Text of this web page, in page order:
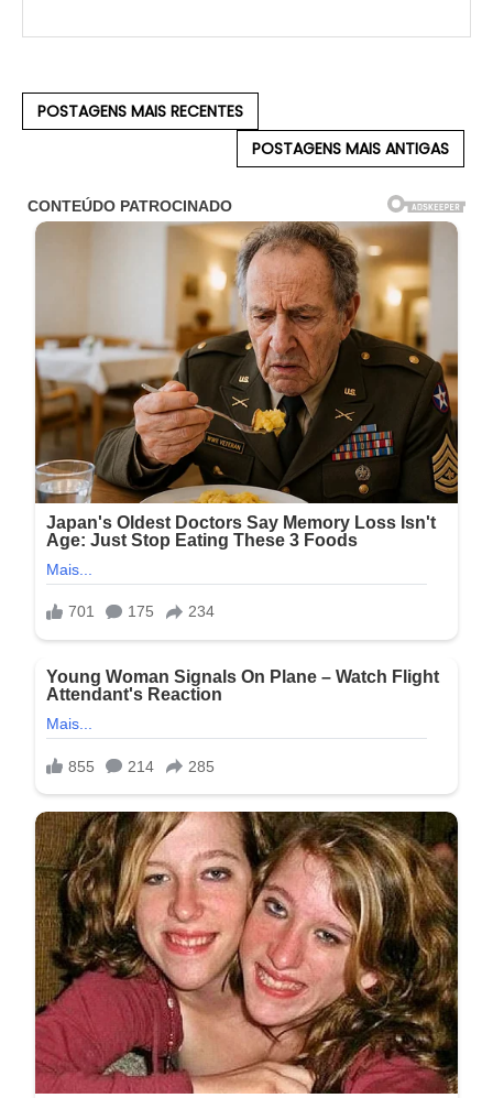
POSTAGENS MAIS RECENTES
POSTAGENS MAIS ANTIGAS